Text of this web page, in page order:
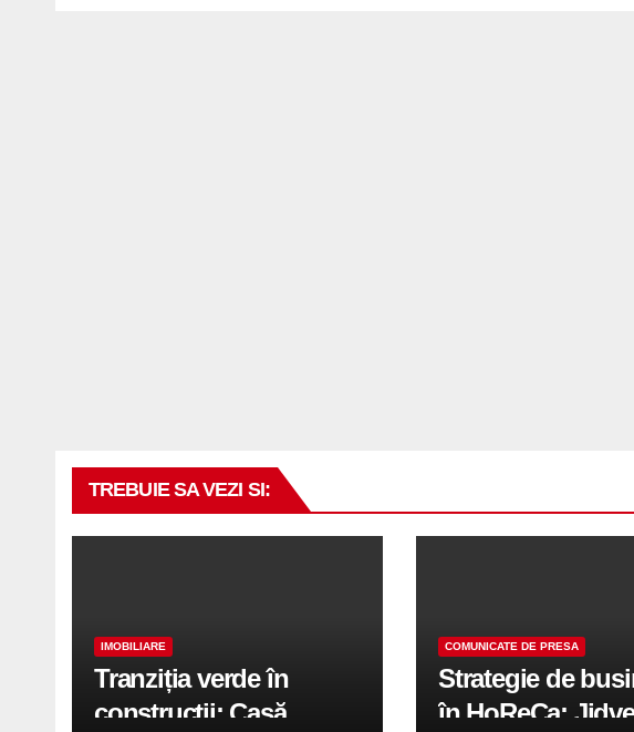
TREBUIE SA VEZI SI:
IMOBILIARE
Tranziția verde în
construcții: Casă
COMUNICATE DE PRESA
Strategie de
în HoReCa: